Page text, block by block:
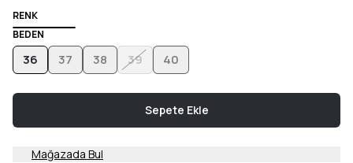
RENK
BEDEN
36 37 38 39 40
Sepete Ekle
Mağazada Bul